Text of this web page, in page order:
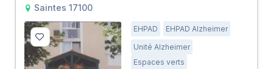
Saintes 17100
EHPAD
EHPAD Alzheimer
Unité Alzheimer
Espaces verts